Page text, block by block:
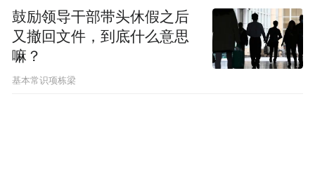
鼓励领导干部带头休假之后
又撤回文件，到底什么意思
嘛？
基本常识项栋梁